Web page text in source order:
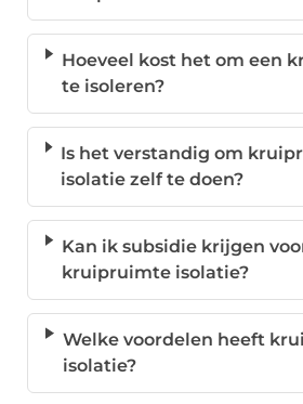
Hoeveel kost het om een
te isoleren?
Is het verstandig om
isolatie zelf te doen?
Kan ik subsidie krijgen
kruipruimte isolatie?
Welke voordelen heeft
isolatie?